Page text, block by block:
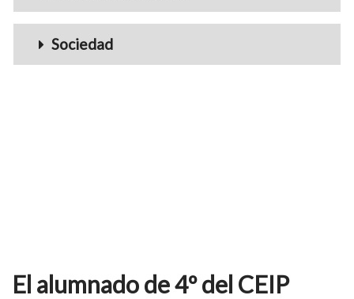
Sociedad
El alumnado de 4º del CEIP